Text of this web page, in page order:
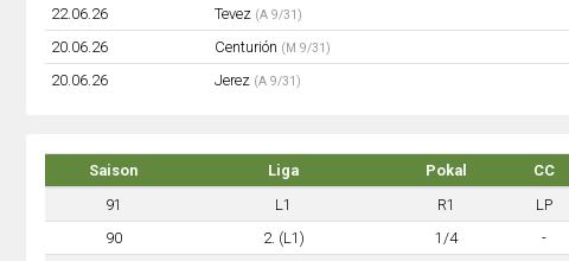
22.06.26 Tevez (A 9/31)
20.06.26
Centurión (M 9/31)
20.06.26
Jerez (A 9/31)
Saison Liga Pokal CC
91
L1 R1 LP
90
2. (L1) 1/4 -